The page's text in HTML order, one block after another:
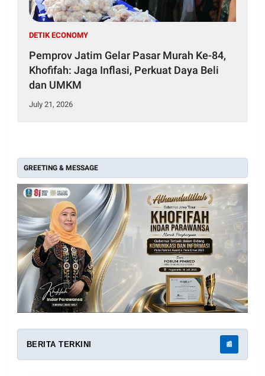
DETIK ECONOMY
Pemprov Jatim Gelar Pasar Murah Ke-84,
Khofifah: Jaga Inflasi, Perkuat Daya Beli
dan UMKM
July 21, 2026
GREETING & MESSAGE
BERITA TERKINI 📰